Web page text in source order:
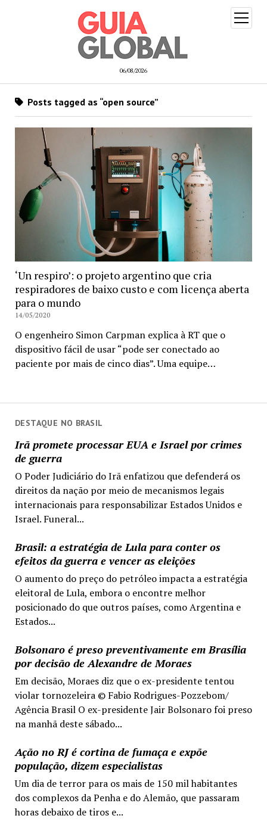
06/08/2026
open
menu
DESTAQUE NO BRASIL
Irã promete processar EUA e Israel por crimes
de guerra
O Poder Judiciário do Irã enfatizou que defenderá os
direitos da nação por meio de mecanismos legais
internacionais para responsabilizar Estados Unidos e
Israel. Funeral...
Brasil: a estratégia de Lula para conter os
efeitos da guerra e vencer as eleições
O aumento do preço do petróleo impacta a estratégia
eleitoral de Lula, embora o encontre melhor
posicionado do que outros países, como Argentina e
Estados...
Bolsonaro é preso preventivamente em Brasília
por decisão de Alexandre de Moraes
Em decisão, Moraes diz que o ex-presidente tentou
violar tornozeleira © Fabio Rodrigues-Pozzebom/
Agência Brasil O ex-presidente Jair Bolsonaro foi preso
na manhã deste sábado...
Ação no RJ é cortina de fumaça e expõe
população, dizem especialistas
Um dia de terror para os mais de 150 mil habitantes
dos complexos da Penha e do Alemão, que passaram
horas debaixo de tiros e...
Posts tagged as “open source”
‘Un respiro’: o projeto argentino que cria
respiradores de baixo custo e com licença aberta
para o mundo
14/05/2020
O engenheiro Simon Carpman explica à RT que o
dispositivo fácil de usar “pode ser conectado ao
paciente por mais de cinco dias”. Uma equipe…